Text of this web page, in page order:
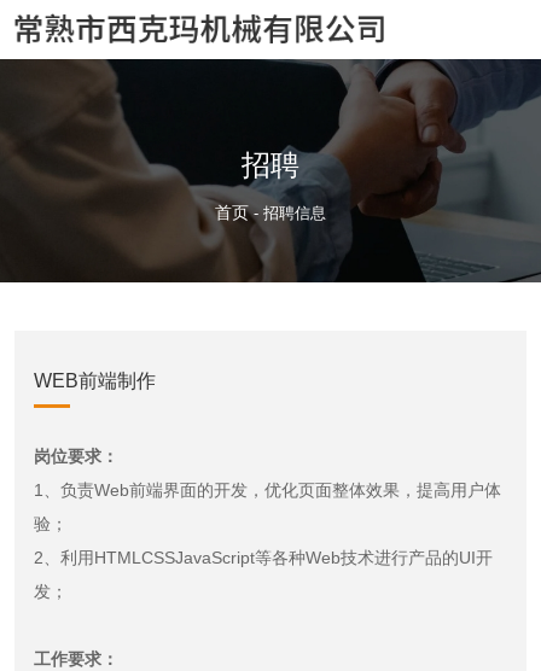
招聘
首页- 招聘信息
WEB前端制作
岗位要求：
1、负责Web前端界面的开发，优化页面整体效果，提高用户体
验；
2、利用HTMLCSSJavaScript等各种Web技术进行产品的UI开
发；
工作要求：